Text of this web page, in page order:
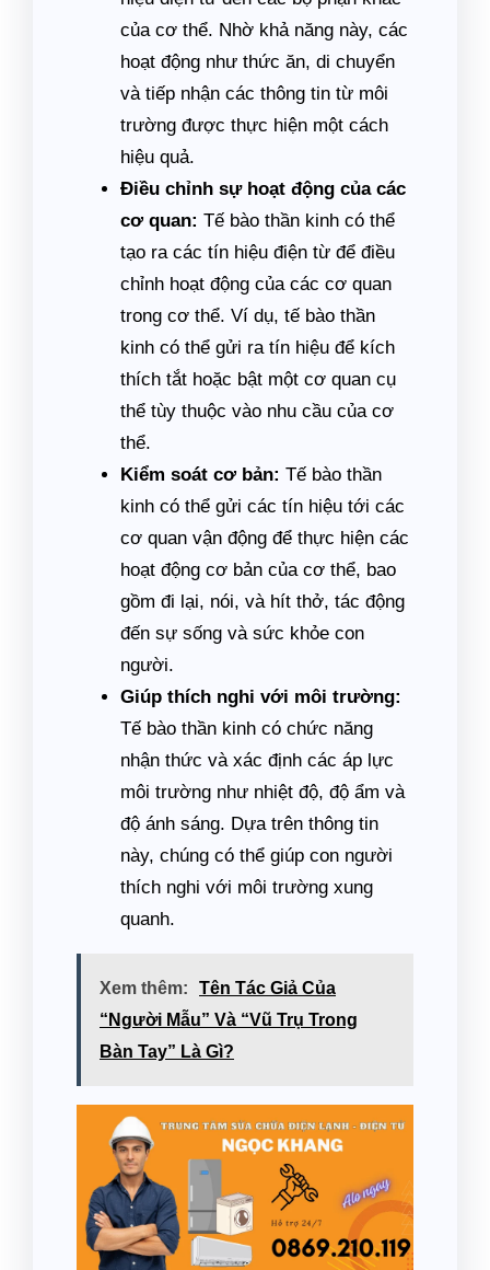
của cơ thể. Nhờ khả năng này, các
hoạt động như thức ăn, di chuyển
và tiếp nhận các thông tin từ môi
trường được thực hiện một cách
hiệu quả.
Điều chỉnh sự hoạt động của các
cơ quan: Tế bào thần kinh có thể
tạo ra các tín hiệu điện từ để điều
chỉnh hoạt động của các cơ quan
trong cơ thể. Ví dụ, tế bào thần
kinh có thể gửi ra tín hiệu để kích
thích tắt hoặc bật một cơ quan cụ
thể tùy thuộc vào nhu cầu của cơ
thể.
Kiểm soát cơ bản: Tế bào thần
kinh có thể gửi các tín hiệu tới các
cơ quan vận động để thực hiện các
hoạt động cơ bản của cơ thể, bao
gồm đi lại, nói, và hít thở, tác động
đến sự sống và sức khỏe con
người.
Giúp thích nghi với môi trường:
Tế bào thần kinh có chức năng
nhận thức và xác định các áp lực
môi trường như nhiệt độ, độ ẩm và
độ ánh sáng. Dựa trên thông tin
này, chúng có thể giúp con người
thích nghi với môi trường xung
quanh.
Xem thêm:
Tên Tác Giả Của
“Người Mẫu” Và “Vũ Trụ Trong
Bàn Tay” Là Gì?